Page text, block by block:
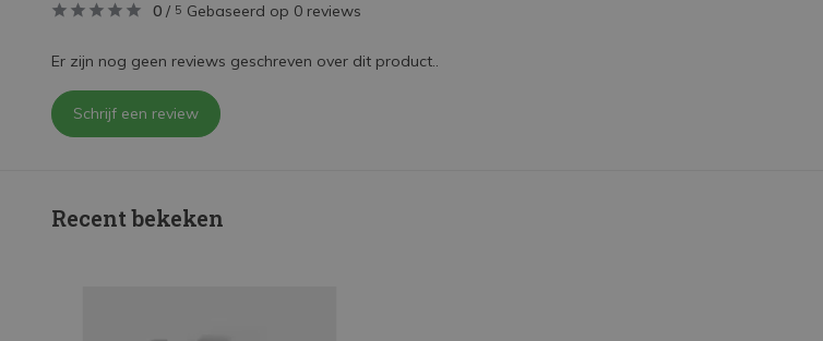
0 / 5 Gebaseerd op 0 reviews
Er zijn nog geen reviews geschreven over dit product..
Schrijf een review
Recent bekeken